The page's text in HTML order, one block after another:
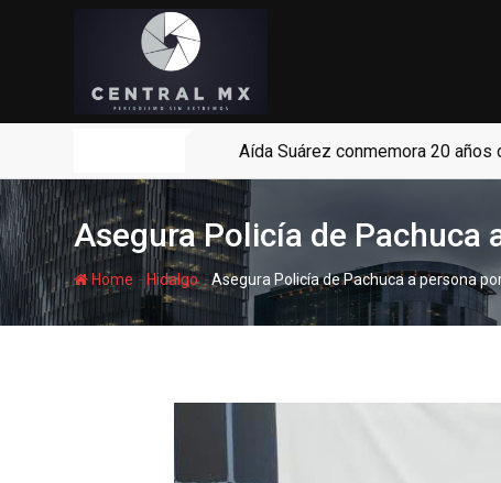
Aída Suárez conmemora 20
Asegura Policía de
Home - Hidalgo-Asegura Policía de Pachuca a persona